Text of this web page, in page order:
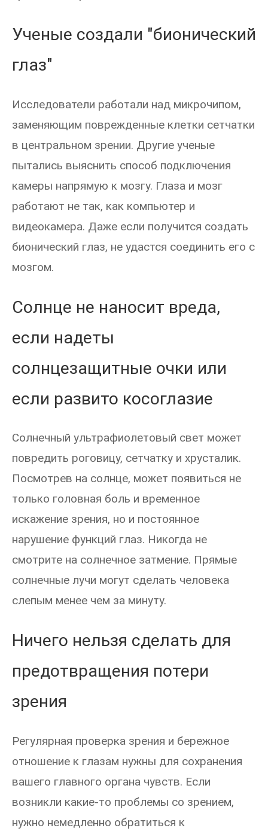
Ученые создали "бионический
глаз"
Исследователи работали над микрочипом,
заменяющим поврежденные клетки сетчатки
в центральном зрении. Другие ученые
пытались выяснить способ подключения
камеры напрямую к мозгу. Глаза и мозг
работают не так, как компьютер и
видеокамера. Даже если получится создать
бионический глаз, не удастся соединить его с
мозгом.
Солнце не наносит вреда,
если надеты
солнцезащитные очки или
если развито косоглазие
Солнечный ультрафиолетовый свет может
повредить роговицу, сетчатку и хрусталик.
Посмотрев на солнце, может появиться не
только головная боль и временное
искажение зрения, но и постоянное
нарушение функций глаз. Никогда не
смотрите на солнечное затмение. Прямые
солнечные лучи могут сделать человека
слепым менее чем за минуту.
Ничего нельзя сделать для
предотвращения потери
зрения
Регулярная проверка зрения и бережное
отношение к глазам нужны для сохранения
вашего главного органа чувств. Если
возникли какие-то проблемы со зрением,
нужно немедленно обратиться к